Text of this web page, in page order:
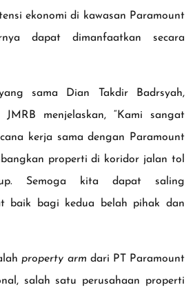
ekonomi di kawasan Paramount
dapat dimanfaatkan secara
sama Dian Takdir Badrsyah,
menjelaskan, “Kami sangat
kerja sama dengan Paramount
properti di koridor jalan tol
Semoga kita dapat saling
baik bagi kedua belah pihak dan
property arm dari PT Paramount
salah satu perusahaan properti